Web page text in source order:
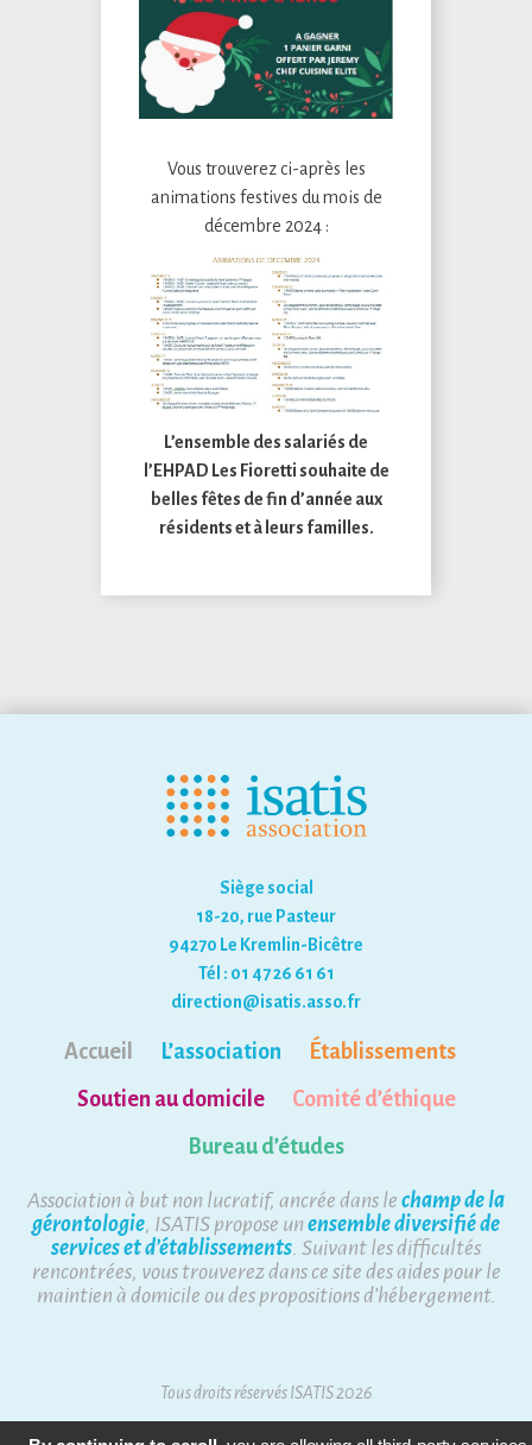
Vous trouverez ci-après les
animations festives du mois de
décembre 2024 :
L’ensemble des salariés de
l’EHPAD Les Fioretti souhaite de
belles fêtes de fin d’année aux
résidents et à leurs familles.
Siège social
18-20, rue Pasteur
94270 Le Kremlin-Bicêtre
Tél : 01 47 26 61 61
direction@isatis.asso.fr
Accueil L’association
Établissements
Soutien au domicile
Comité d’éthique
Bureau d’études
Association à but non lucratif, ancrée dans le champ de la
gérontologie, ISATIS propose un ensemble diversifié de
services et d’établissements. Suivant les difficultés
rencontrées, vous trouverez dans ce site des aides pour le
maintien à domicile ou des propositions d’hébergement.
Tous droits réservés ISATIS 2026